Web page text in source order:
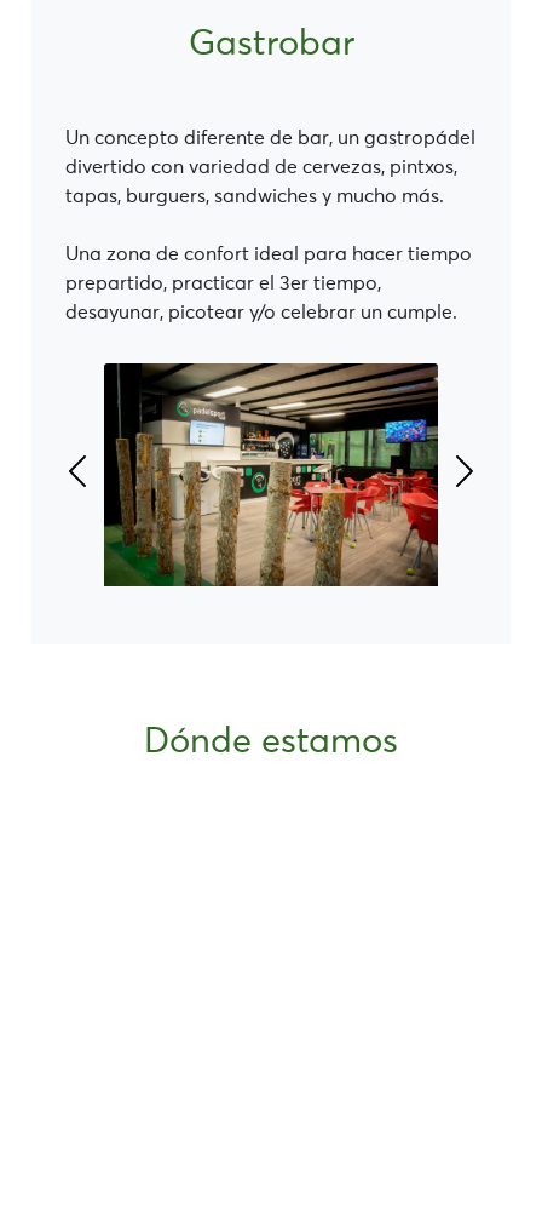
Gastrobar
Un concepto diferente de bar, un gastropádel
divertido con variedad de cervezas, pintxos,
tapas, burguers, sandwiches y mucho más.
Una zona de confort ideal para hacer tiempo
prepartido, practicar el 3er tiempo,
desayunar, picotear y/o celebrar un cumple.
Dónde estamos